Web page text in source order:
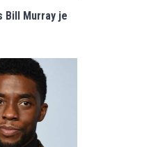
Bill Murray je